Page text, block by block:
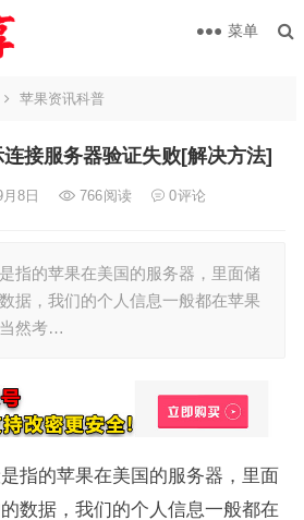
菜单
苹果资讯科普
接服务器验证失败[解决方法]
8日 766阅读 0评论
指的苹果在美国的服务器，里面储
据，我们的个人信息一般都在苹果
然考…
指的苹果在美国的服务器，里面
数据，我们的个人信息一般都在